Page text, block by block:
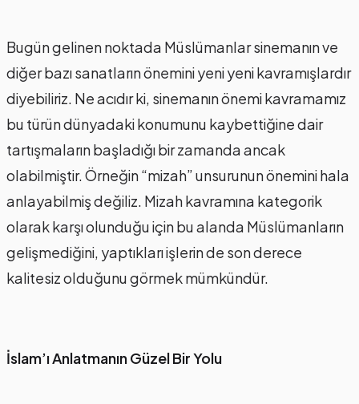
Bugün gelinen noktada Müslümanlar sinemanın ve
diğer bazı sanatların önemini yeni yeni kavramışlardır
diyebiliriz. Ne acıdır ki, sinemanın önemi kavramamız
bu türün dünyadaki konumunu kaybettiğine dair
tartışmaların başladığı bir zamanda ancak
olabilmiştir. Örneğin “mizah” unsurunun önemini hala
anlayabilmiş değiliz. Mizah kavramına kategorik
olarak karşı olunduğu için bu alanda Müslümanların
gelişmediğini, yaptıkları işlerin de son derece
kalitesiz olduğunu görmek mümkündür.
İslam’ı Anlatmanın Güzel Bir Yolu